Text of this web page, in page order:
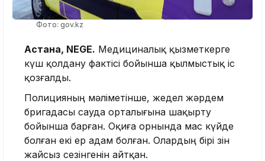
Фото: gov.kz
Астана, NEGE. Медициналық қызметкерге
күш қолдану фактісі бойынша қылмыстық іс
қозғалды.
Полицияның мәліметінше, жедел жәрдем
бригадасы сауда орталығына шақырту
бойынша барған. Оқиға орнында мас күйде
болған екі ер адам болған. Олардың бірі өзін
жайсыз сезінгенін айтқан.